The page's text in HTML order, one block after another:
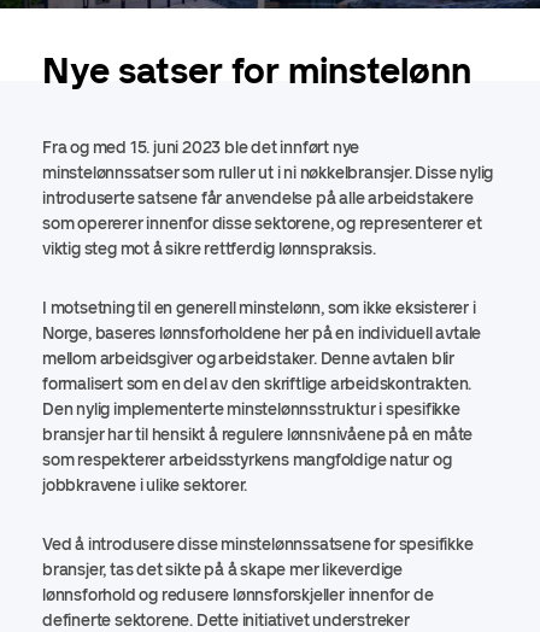
Nye satser for minstelønn
Fra og med 15. juni 2023 ble det innført nye
minstelønnssatser som ruller ut i ni nøkkelbransjer. Disse nylig
introduserte satsene får anvendelse på alle arbeidstakere
som opererer innenfor disse sektorene, og representerer et
viktig steg mot å sikre rettferdig lønnspraksis.
I motsetning til en generell minstelønn, som ikke eksisterer i
Norge, baseres lønnsforholdene her på en individuell avtale
mellom arbeidsgiver og arbeidstaker. Denne avtalen blir
formalisert som en del av den skriftlige arbeidskontrakten.
Den nylig implementerte minstelønnsstruktur i spesifikke
bransjer har til hensikt å regulere lønnsnivåene på en måte
som respekterer arbeidsstyrkens mangfoldige natur og
jobbkravene i ulike sektorer.
Ved å introdusere disse minstelønnssatsene for spesifikke
bransjer, tas det sikte på å skape mer likeverdige
lønnsforhold og redusere lønnsforskjeller innenfor de
definerte sektorene. Dette initiativet understreker